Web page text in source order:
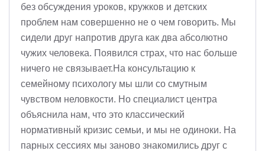
без обсуждения уроков, кружков и детских
проблем нам совершенно не о чем говорить. Мы
сидели друг напротив друга как два абсолютно
чужих человека. Появился страх, что нас больше
ничего не связывает.На консультацию к
семейному психологу мы шли со смутным
чувством неловкости. Но специалист центра
объяснила нам, что это классический
нормативный кризис семьи, и мы не одиноки. На
парных сессиях мы заново знакомились друг с